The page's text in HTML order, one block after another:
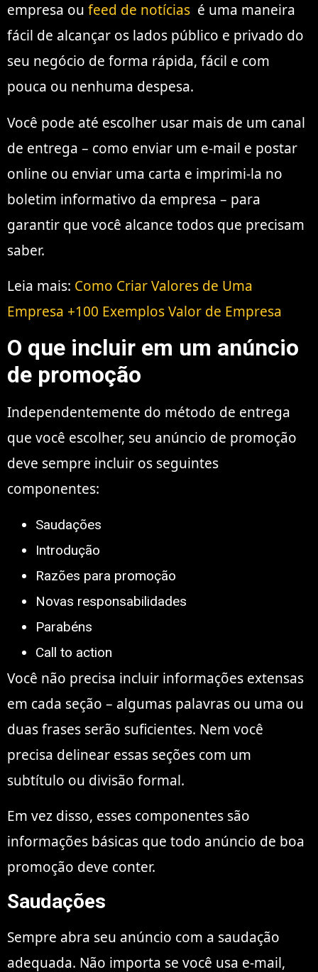
empresa ou feed de notícias é uma maneira
fácil de alcançar os lados público e privado do
seu negócio de forma rápida, fácil e com
pouca ou nenhuma despesa.
Você pode até escolher usar mais de um canal
de entrega – como enviar um e-mail e postar
online ou enviar uma carta e imprimi-la no
boletim informativo da empresa – para
garantir que você alcance todos que precisam
saber.
Leia mais: Como Criar Valores de Uma
Empresa +100 Exemplos Valor de Empresa
O que incluir em um anúncio
de promoção
Independentemente do método de entrega
que você escolher, seu anúncio de promoção
deve sempre incluir os seguintes
componentes:
Saudações
Introdução
Razões para promoção
Novas responsabilidades
Parabéns
Call to action
Você não precisa incluir informações extensas
em cada seção – algumas palavras ou uma ou
duas frases serão suficientes. Nem você
precisa delinear essas seções com um
subtítulo ou divisão formal.
Em vez disso, esses componentes são
informações básicas que todo anúncio de boa
promoção deve conter.
Saudações
Sempre abra seu anúncio com a saudação
adequada. Não importa se você usa e-mail,